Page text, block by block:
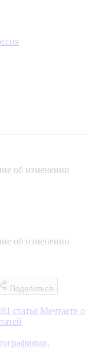
об изменении
об изменении
Поделиться
статья Мечтаете о